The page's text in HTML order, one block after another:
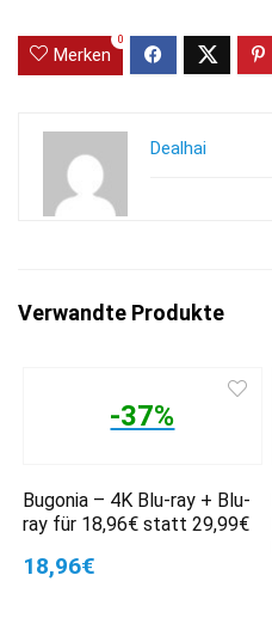
Merken
0
Dealhai
Verwandte Produkte
-37%
Bugonia – 4K Blu-ray + Blu-
ray für 18,96€ statt 29,99€
18,96€